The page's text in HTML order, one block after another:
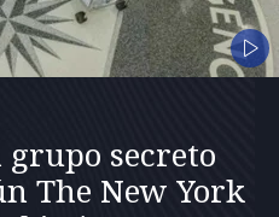
secreto
The New York